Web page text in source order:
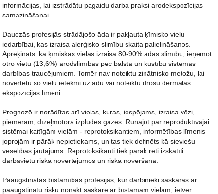
informācijas, lai izstrādātu pagaidu darba praksi arodekspozīcijas
samazināšanai.
Daudzās profesijās strādājošo āda ir pakļauta ķīmisko vielu
iedarbībai, kas izraisa alerģisko slimību skaita palielināšanos.
Aprēķināts, ka ķīmiskās vielas izraisa 80-90% ādas slimību, ieņemot
otro vietu (13,6%) arodslimībās pēc balsta un kustību sistēmas
darbības traucējumiem. Tomēr nav noteiktu zinātnisko metožu, lai
novērtētu šo vielu ietekmi uz ādu vai noteiktu drošu dermālās
ekspozīcijas līmeni.
Prognozē ir norādītas arī vielas, kuras, iespējams, izraisa vēzi,
piemēram, dīzeļmotora izplūdes gāzes. Runājot par reproduktīvajai
sistēmai kaitīgām vielām - reprotoksikantiem, informētības līmenis
joprojām ir pārāk nepietiekams, un tas tiek definēts kā sieviešu
veselības jautājums. Reprotoksikanti tiek pārāk reti izskatīti
darbavietu riska novērtējumos un riska novēršanā.
Paaugstinātas bīstamības profesijas, kur darbinieki saskaras ar
paaugstinātu risku nonākt saskarē ar bīstamām vielām, ietver